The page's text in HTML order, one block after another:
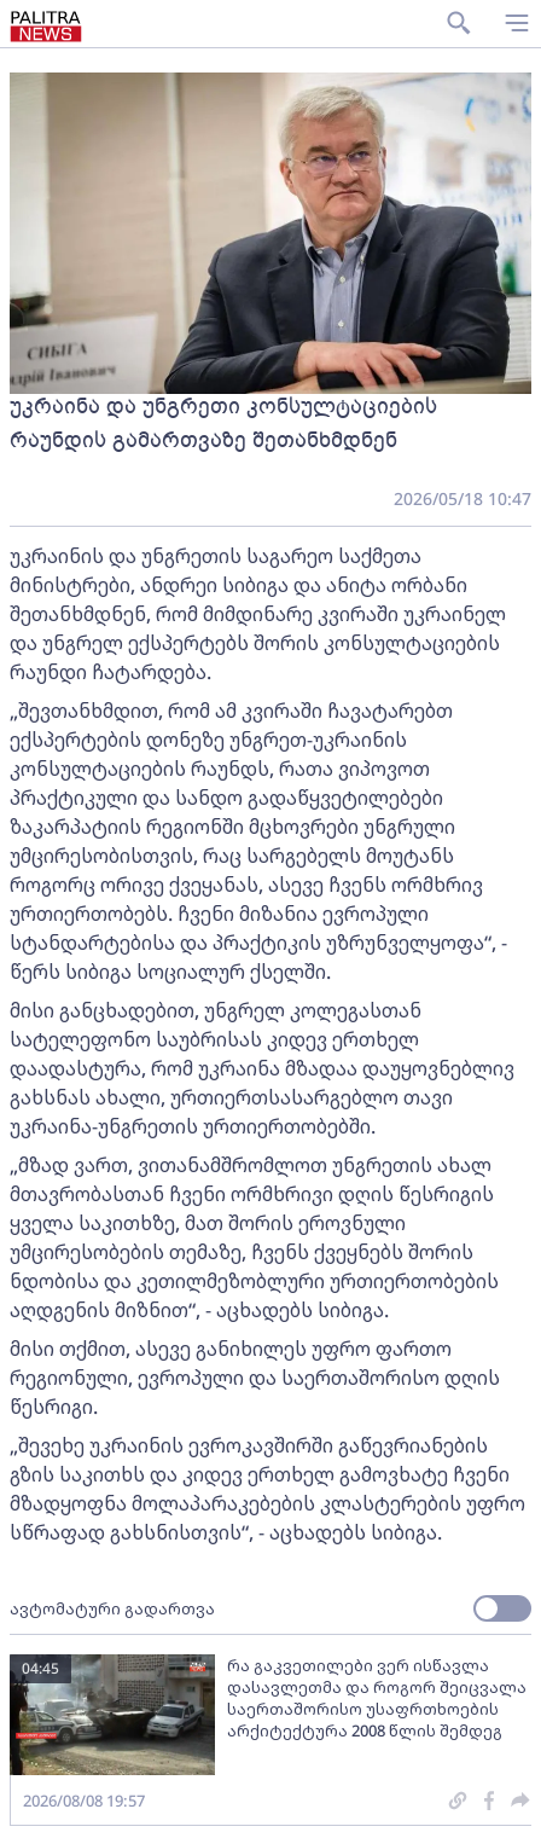
უკრაინა და უნგრეთი კონსულტაციების
რაუნდის გამართვაზე შეთანხმდნენ
2026/05/18 10:47
უკრაინის და უნგრეთის საგარეო საქმეთა
მინისტრები, ანდრეი სიბიგა და ანიტა ორბანი
შეთანხმდნენ, რომ მიმდინარე კვირაში უკრაინელ
და უნგრელ ექსპერტებს შორის კონსულტაციების
რაუნდი ჩატარდება.
„შევთანხმდით, რომ ამ კვირაში ჩავატარებთ
ექსპერტების დონეზე უნგრეთ-უკრაინის
კონსულტაციების რაუნდს, რათა ვიპოვოთ
პრაქტიკული და სანდო გადაწყვეტილებები
ზაკარპატიის რეგიონში მცხოვრები უნგრული
უმცირესობისთვის, რაც სარგებელს მოუტანს
როგორც ორივე ქვეყანას, ასევე ჩვენს ორმხრივ
ურთიერთობებს. ჩვენი მიზანია ევროპული
სტანდარტებისა და პრაქტიკის უზრუნველყოფა“, -
წერს სიბიგა სოციალურ ქსელში.
მისი განცხადებით, უნგრელ კოლეგასთან
სატელეფონო საუბრისას კიდევ ერთხელ
დაადასტურა, რომ უკრაინა მზადაა დაუყოვნებლივ
გახსნას ახალი, ურთიერთსასარგებლო თავი
უკრაინა-უნგრეთის ურთიერთობებში.
„მზად ვართ, ვითანამშრომლოთ უნგრეთის ახალ
მთავრობასთან ჩვენი ორმხრივი დღის წესრიგის
ყველა საკითხზე, მათ შორის ეროვნული
უმცირესობების თემაზე, ჩვენს ქვეყნებს შორის
ნდობისა და კეთილმეზობლური ურთიერთობების
აღდგენის მიზნით“, - აცხადებს სიბიგა.
მისი თქმით, ასევე განიხილეს უფრო ფართო
რეგიონული, ევროპული და საერთაშორისო დღის
წესრიგი.
„შევეხე უკრაინის ევროკავშირში გაწევრიანების
გზის საკითხს და კიდევ ერთხელ გამოვხატე ჩვენი
მზადყოფნა მოლაპარაკებების კლასტერების უფრო
სწრაფად გახსნისთვის“, - აცხადებს სიბიგა.
ავტომატური გადართვა
რა გაკვეთილები ვერ ისწავლა
დასავლეთმა და როგორ შეიცვალა
საერთაშორისო უსაფრთხოების
არქიტექტურა 2008 წლის შემდეგ
04:45
2026/08/08 19:57